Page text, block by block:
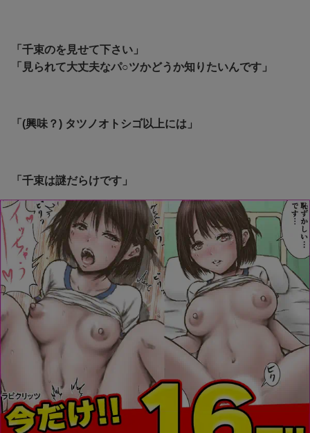
「千束のを見せて下さい」
「見られて大丈夫なパ○ツかどうか知りたいんです」
「(興味？) タツノオトシゴ以上には」
「千束は謎だらけです」